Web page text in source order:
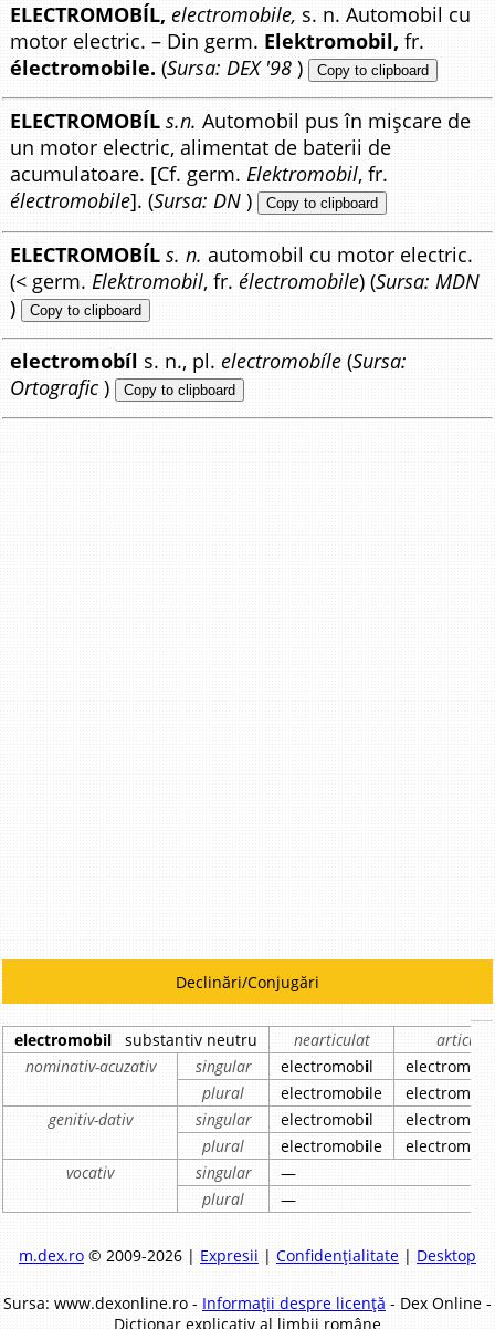
ELECTROMOBÍL, electromobile, s. n. Automobil cu
motor electric. – Din germ. Elektromobil, fr.
électromobile. (Sursa: DEX '98 ) Copy to clipboard
ELECTROMOBÍL s.n. Automobil pus în mișcare de
un motor electric, alimentat de baterii de
acumulatoare. [Cf. germ.Elektromobil, fr.
électromobile]. (Sursa: DN ) Copy to clipboard
ELECTROMOBÍL s. n. automobil cu motor electric.
(< germ. Elektromobil, fr.électromobile) (Sursa: MDN
) Copy to clipboard
electromobíl s. n., pl.electromobíle (Sursa:
Ortografic ) Copy to clipboard
Declinări/Conjugări
electromobil substantiv neutru nearticulat
nominativ-acuzativ
singular electromobil electromob
plural
electromobile electromob
genitiv-dativ
singular electromobil electromob
plural
electromobile electromob
vocativ
singular
—
plural
—
m.dex.ro© 2009-2026 | Expresii | Confidențialitate| Desktop
Sursa: www.dexonline.ro - Informații despre licență - Dex Online -
Dicționar explicativ al limbii române